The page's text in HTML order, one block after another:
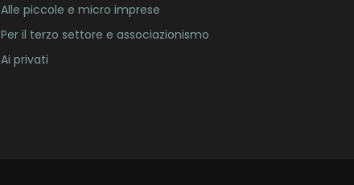
Alle piccole e micro imprese
Per il terzo settore e associazionismo
Ai privati